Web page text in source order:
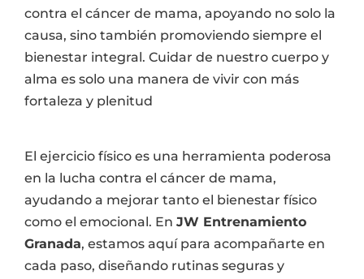
contra el cáncer de mama, apoyando no solo la
causa, sino también promoviendo siempre el
bienestar integral. Cuidar de nuestro cuerpo y
alma es solo una manera de vivir con más
fortaleza y plenitud
El ejercicio físico es una herramienta poderosa
en la lucha contra el cáncer de mama,
ayudando a mejorar tanto el bienestar físico
como el emocional. En JW Entrenamiento
Granada, estamos aquí para acompañarte en
cada paso, diseñando rutinas seguras y